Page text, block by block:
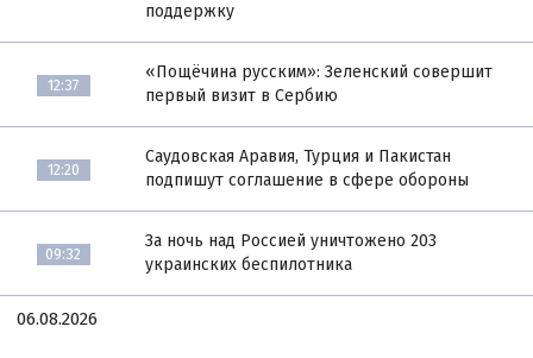
поддержку
12:37
«Пощёчина русским»: Зеленский совершит
первый визит в Сербию
12:20
Саудовская Аравия, Турция и Пакистан
подпишут соглашение в сфере обороны
09:32
За ночь над Россией уничтожено 203
украинских беспилотника
06.08.2026